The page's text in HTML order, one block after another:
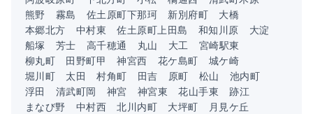
熊野
霧島 佐土原町下那珂 新別府町
大橋
本郷北方
中村東 佐土原町上田島 和知川原
大淀
船塚
芳士 高千穂通 丸山 大工
宮崎駅東
柳丸町
田野町甲 神宮西 花ケ島町
城ケ崎
堀川町
太田 村角町 田吉 原町 松山
池内町
浮田
清武町岡 神宮 神宮東 花山手東
跡江
まなび野
中村西 北川内町 大坪町
月見ケ丘